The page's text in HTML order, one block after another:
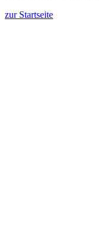
zur Startseite